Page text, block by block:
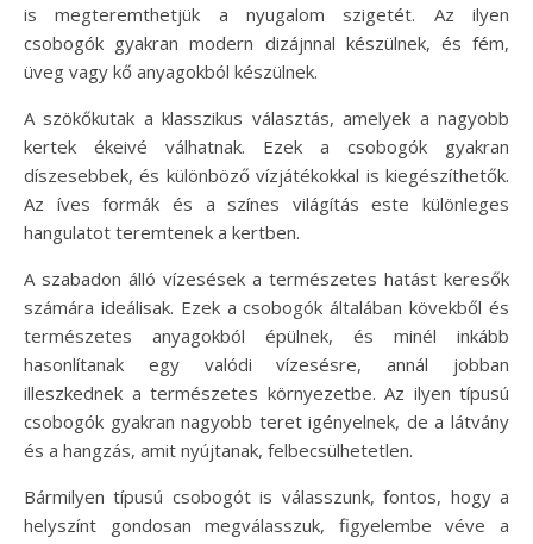
is megteremthetjük a nyugalom szigetét. Az ilyen
csobogók gyakran modern dizájnnal készülnek, és fém,
üveg vagy kő anyagokból készülnek.
A szökőkutak a klasszikus választás, amelyek a nagyobb
kertek ékeivé válhatnak. Ezek a csobogók gyakran
díszesebbek, és különböző vízjátékokkal is kiegészíthetők.
Az íves formák és a színes világítás este különleges
hangulatot teremtenek a kertben.
A szabadon álló vízesések a természetes hatást keresők
számára ideálisak. Ezek a csobogók általában kövekből és
természetes anyagokból épülnek, és minél inkább
hasonlítanak egy valódi vízesésre, annál jobban
illeszkednek a természetes környezetbe. Az ilyen típusú
csobogók gyakran nagyobb teret igényelnek, de a látvány
és a hangzás, amit nyújtanak, felbecsülhetetlen.
Bármilyen típusú csobogót is válasszunk, fontos, hogy a
helyszínt gondosan megválasszuk, figyelembe véve a